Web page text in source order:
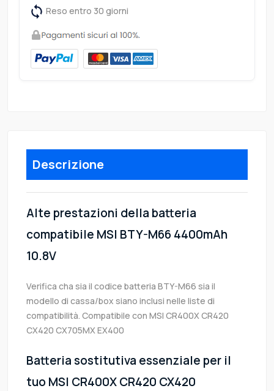
Reso entro 30 giorni
Descrizione
Alte prestazioni della batteria
compatibile MSI BTY-M66 4400mAh
10.8V
Verifica cha sia il codice batteria BTY-M66 sia il
modello di cassa/box siano inclusi nelle liste di
compatibilità. Compatibile con MSI CR400X CR420
CX420 CX705MX EX400
Batteria sostitutiva essenziale per il
tuo MSI CR400X CR420 CX420